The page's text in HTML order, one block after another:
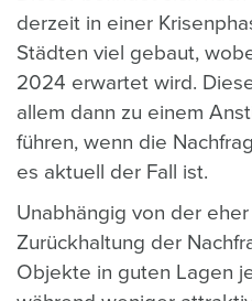
derzeit in einer
Städten viel gebaut,
2024 erwartet wird.
allem dann zu einem
führen, wenn die
es aktuell der Fall ist.
Unabhängig von der
Zurückhaltung der
Objekte in guten Lagen